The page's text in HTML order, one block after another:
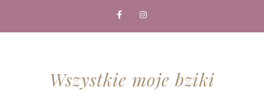
Wszystkie moje bziki